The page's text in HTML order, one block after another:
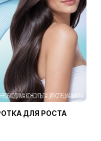
ДЛЯ РОСТА